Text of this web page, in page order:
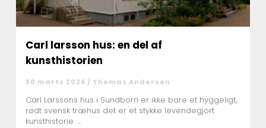
Carl larsson hus: en del af
kunsthistorien
30 marts 2026 / Thomas Andersen
Carl Larssons hus i Sundborn er ikke bare et hyggeligt,
rødt svensk træhus det er et stykke levendegjort
kunsthistorie. ...